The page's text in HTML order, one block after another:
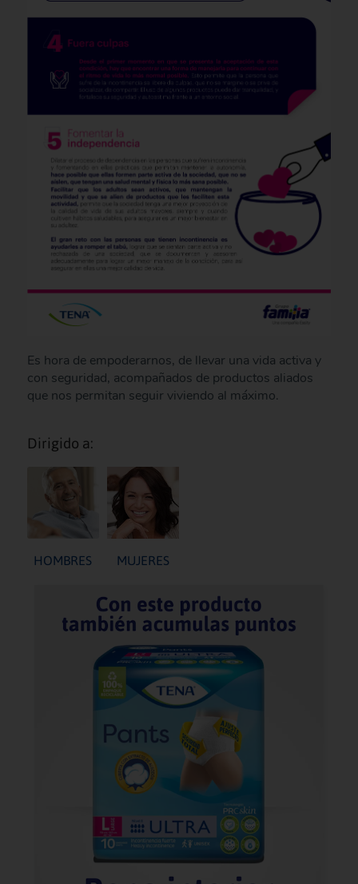
Es hora de empoderarnos, de llevar una vida activa y
con seguridad, acompañados de productos aliados
que nos permitan seguir viviendo al máximo.
Dirigido a:
HOMBRES MUJERES